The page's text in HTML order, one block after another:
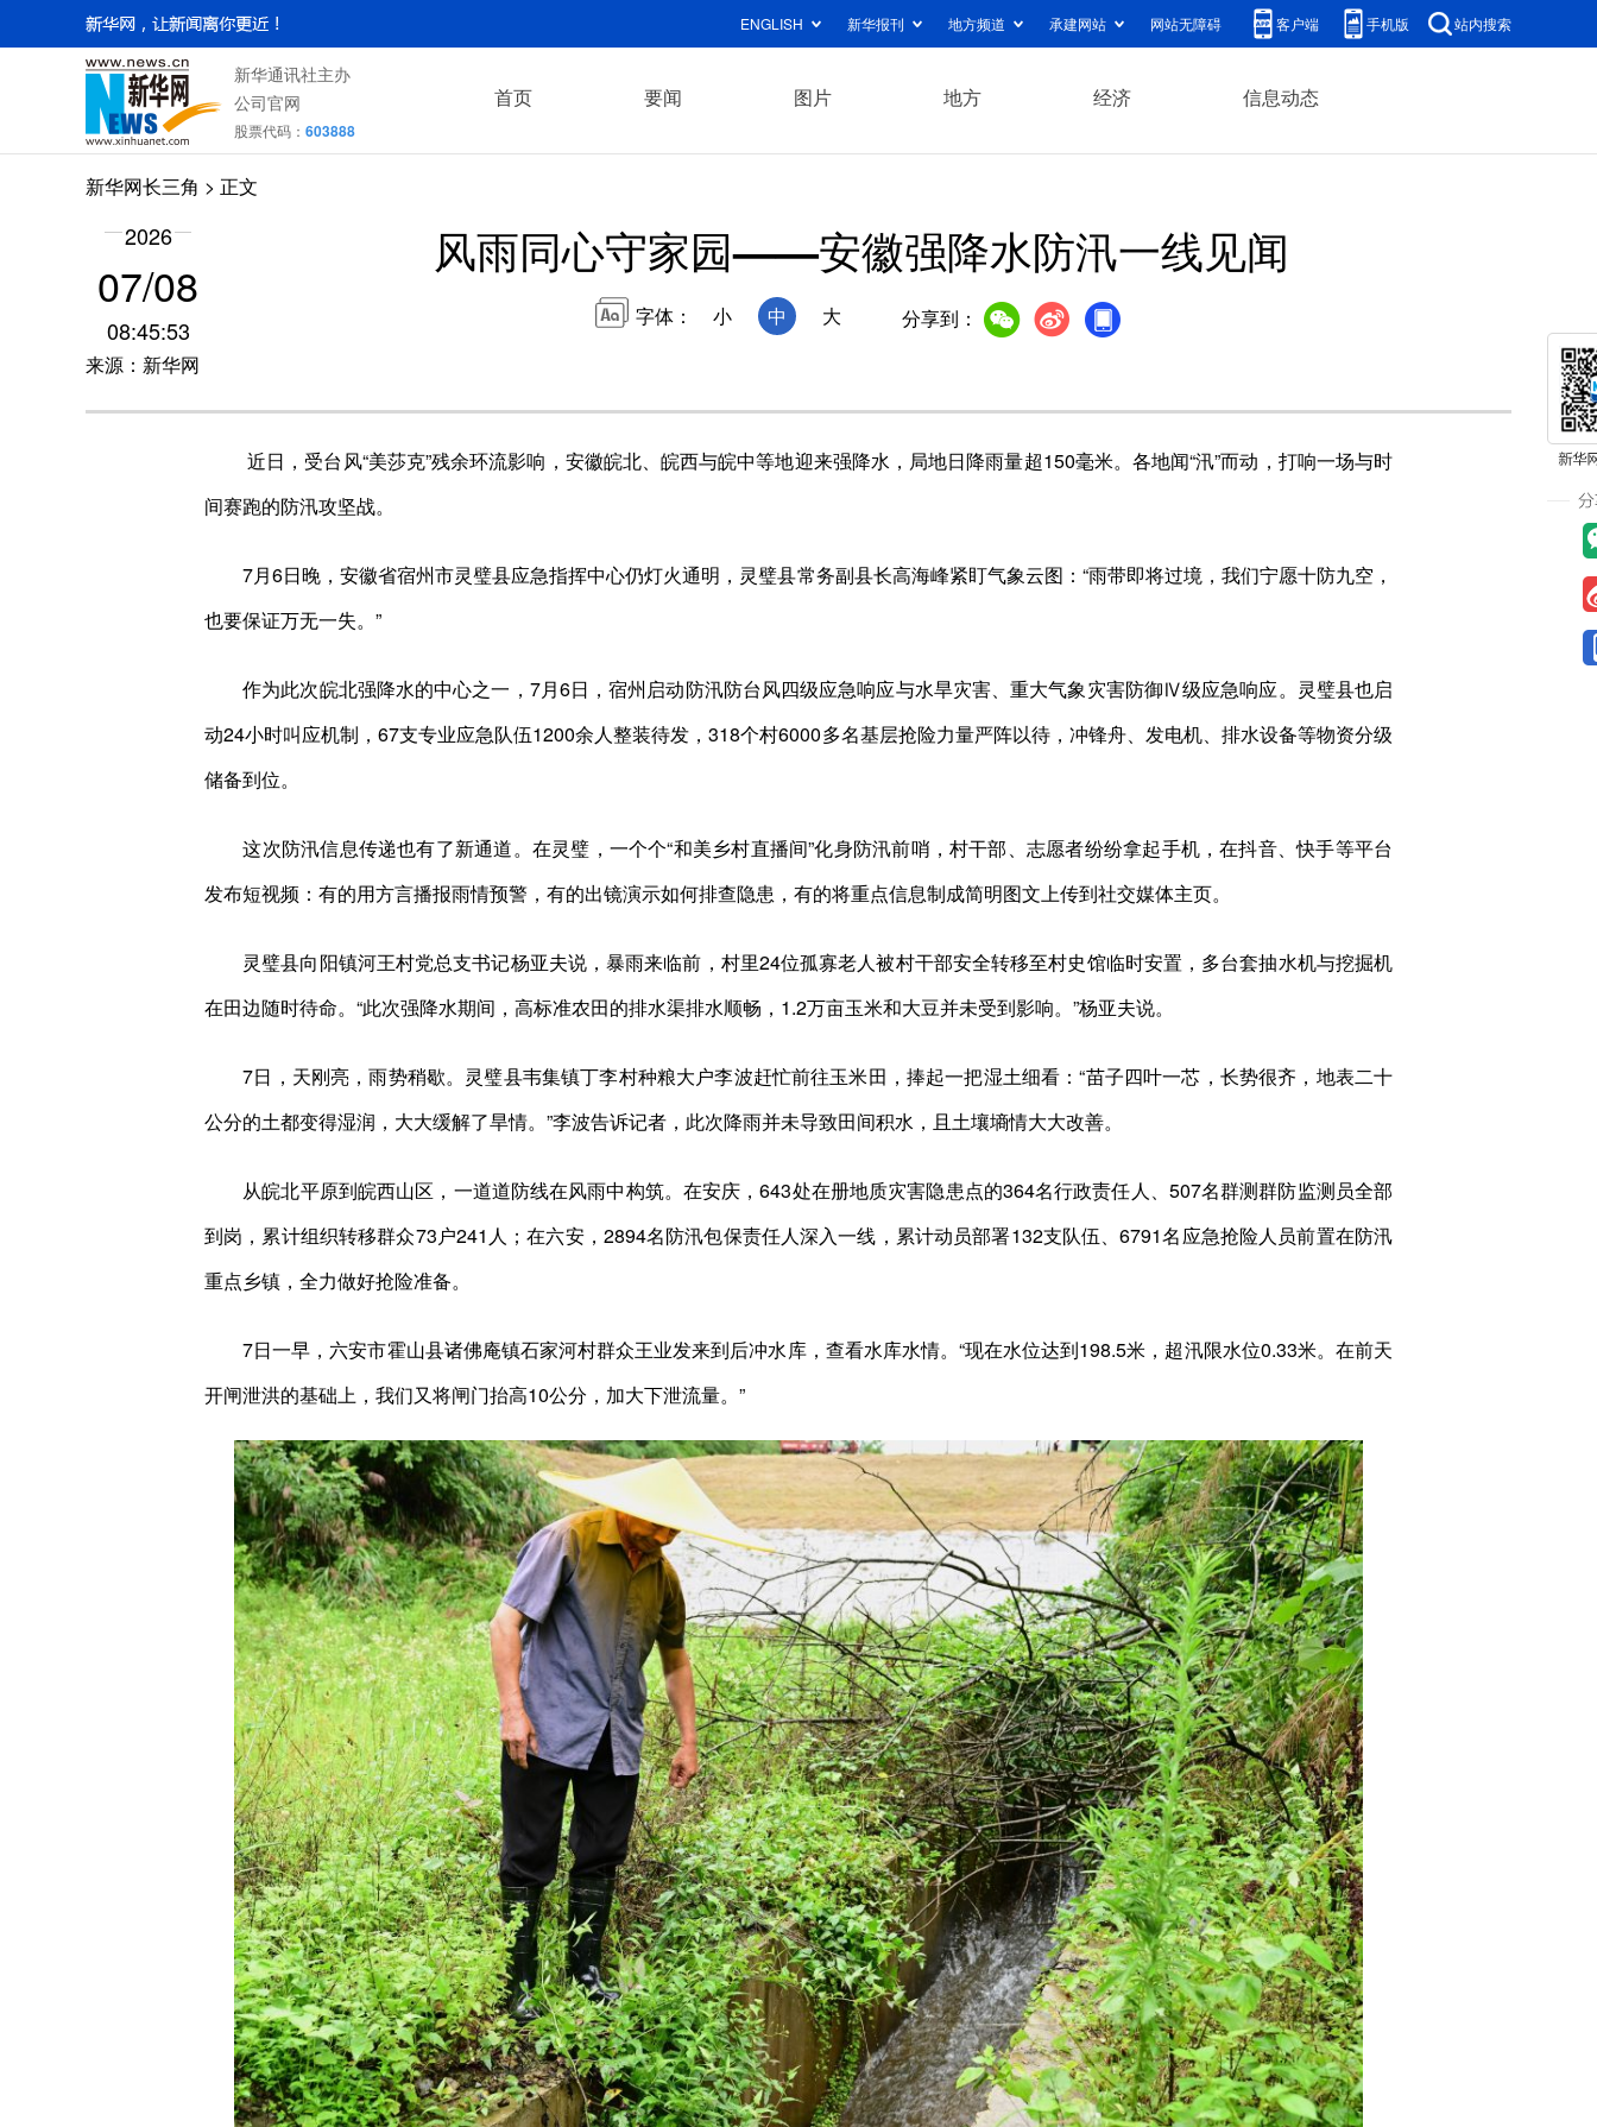
ENGLISH 新华报刊 地方频道 承建网站 网站无障碍 客户端 手机版 站内搜索
新华通讯社主办
公司官网
股票代码： 603888
首页 要闻 图片 地方 经济 信息动态
新华网长三角 > 正文
2026
07/08
08:45:53
来源：新华网
风雨同心守家园——安徽强降水防汛一线见闻
字体： 小 中 大 分享到：
近日，受台风“美莎克”残余环流影响，安徽皖北、皖西与皖中等地迎来强降水，局地日降雨量超150毫米。各地闻“汛”而动，打响一场与时
间赛跑的防汛攻坚战。
7月6日晚，安徽省宿州市灵璧县应急指挥中心仍灯火通明，灵璧县常务副县长高海峰紧盯气象云图：“雨带即将过境，我们宁愿十防九空，
也要保证万无一失。”
作为此次皖北强降水的中心之一，7月6日，宿州启动防汛防台风四级应急响应与水旱灾害、重大气象灾害防御Ⅳ级应急响应。灵璧县也启
动24小时叫应机制，67支专业应急队伍1200余人整装待发，318个村6000多名基层抢险力量严阵以待，冲锋舟、发电机、排水设备等物资分级
储备到位。
这次防汛信息传递也有了新通道。在灵璧，一个个“和美乡村直播间”化身防汛前哨，村干部、志愿者纷纷拿起手机，在抖音、快手等平台
发布短视频：有的用方言播报雨情预警，有的出镜演示如何排查隐患，有的将重点信息制成简明图文上传到社交媒体主页。
灵璧县向阳镇河王村党总支书记杨亚夫说，暴雨来临前，村里24位孤寡老人被村干部安全转移至村史馆临时安置，多台套抽水机与挖掘机
在田边随时待命。“此次强降水期间，高标准农田的排水渠排水顺畅，1.2万亩玉米和大豆并未受到影响。”杨亚夫说。
7日，天刚亮，雨势稍歇。灵璧县韦集镇丁李村种粮大户李波赶忙前往玉米田，捧起一把湿土细看：“苗子四叶一芯，长势很齐，地表二十
公分的土都变得湿润，大大缓解了旱情。”李波告诉记者，此次降雨并未导致田间积水，且土壤墒情大大改善。
从皖北平原到皖西山区，一道道防线在风雨中构筑。在安庆，643处在册地质灾害隐患点的364名行政责任人、507名群测群防监测员全部
到岗，累计组织转移群众73户241人；在六安，2894名防汛包保责任人深入一线，累计动员部署132支队伍、6791名应急抢险人员前置在防汛
重点乡镇，全力做好抢险准备。
7日一早，六安市霍山县诸佛庵镇石家河村群众王业发来到后冲水库，查看水库水情。“现在水位达到198.5米，超汛限水位0.33米。在前天
开闸泄洪的基础上，我们又将闸门抬高10公分，加大下泄流量。”